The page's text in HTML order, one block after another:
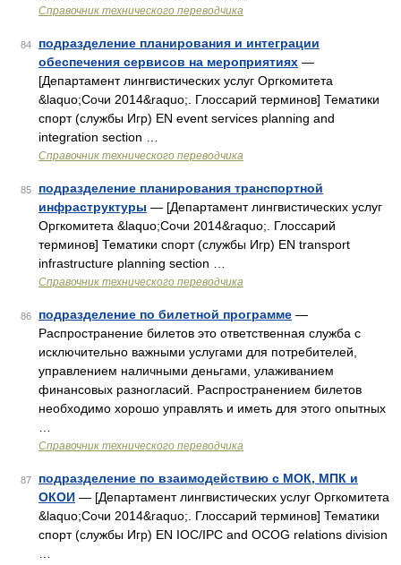
Справочник технического переводчика
84
подразделение планирования и интеграции
обеспечения сервисов на мероприятиях —
[Департамент лингвистических услуг Оргкомитета
&laquo;Сочи 2014&raquo;. Глоссарий терминов] Тематики
спорт (службы Игр) EN event services planning and
integration section …
Справочник технического переводчика
85
подразделение планирования транспортной
инфраструктуры — [Департамент лингвистических услуг
Оргкомитета &laquo;Сочи 2014&raquo;. Глоссарий
терминов] Тематики спорт (службы Игр) EN transport
infrastructure planning section …
Справочник технического переводчика
86 подразделение по билетной программе —
Распространение билетов это ответственная служба с
исключительно важными услугами для потребителей,
управлением наличными деньгами, улаживанием
финансовых разногласий. Распространением билетов
необходимо хорошо управлять и иметь для этого опытных
Справочник технического переводчика
87
подразделение по взаимодействию с МОК, МПК и
ОКОИ — [Департамент лингвистических услуг Оргкомитета
&laquo;Сочи 2014&raquo;. Глоссарий терминов] Тематики
спорт (службы Игр) EN IOC/IPC and OCOG relations division